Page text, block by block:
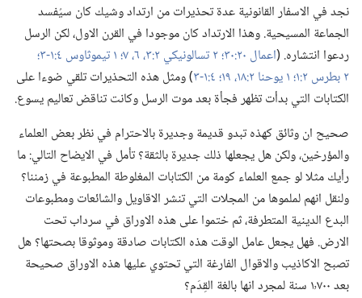
نجد في الاسفار القانونية عدة تحذيرات من ارتداد وشيك كان سيُفسد
الجماعة المسيحية.‏ وهذا الارتداد كان موجودا في القرن الاول،‏ لكن الرسل
ردعوا انتشاره.‏ (‏اعمال ٢٠:‏٣٠؛‏
٢ بطرس ٢:‏١؛‏
‏)‏ ومثل هذه التحذيرات تلقي ضوءا على
الكتابات التي بدأت تظهر فجأة بعد موت الرسل وكانت تناقض تعاليم يسوع.‏
صحيح ان وثائق كهذه تبدو قديمة وجديرة بالاحترام في نظر بعض العلماء
والمؤرخين،‏ ولكن هل يجعلها ذلك جديرة بالثقة؟‏ تأمل في الايضاح التالي:‏ ما
رأيك مثلا لو جمع العلماء كومة من الكتابات المغلوطة المطبوعة في زمننا؟‏
ولنقل انهم لملموها من المجلات التي تنشر الاقاويل والشائعات ومطبوعات
البدع الدينية المتطرفة،‏ ثم ختموا على هذه الاوراق في سرداب تحت
الارض.‏ فهل يجعل عامل الوقت هذه الكتابات صادقة وموثوقا بصحتها؟‏ هل
تصبح الاكاذيب والاقوال الفارغة التي تحتوي عليها هذه الاوراق صحيحة
بعد ١٬٧٠٠ سنة لمجرد انها بالغة القِدَم؟‏